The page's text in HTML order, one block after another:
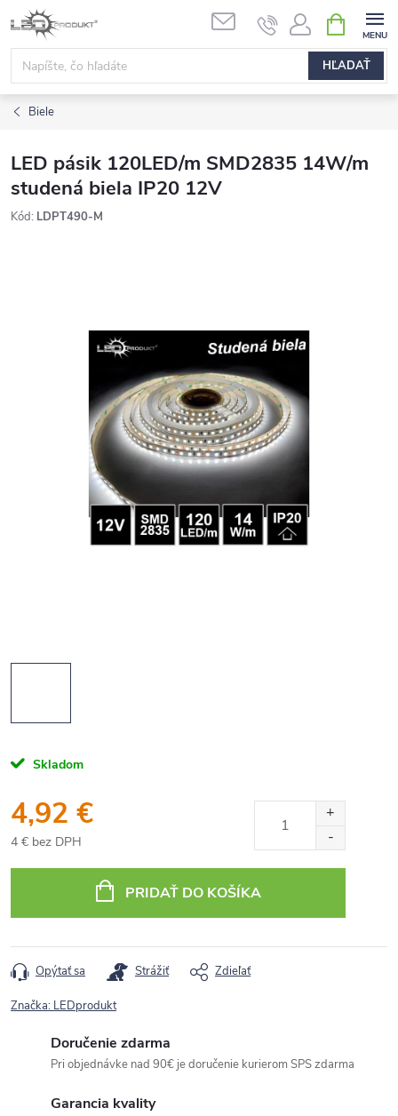
Prejsť
na
obsah
HĽADAŤ
KOŠÍK
Biele
LED pásik 120LED/m SMD2835 14W/m
studená biela IP20 12V
Kód: LDPT490-M
Skladom
4,92 €
4 € bez DPH
cena:
PRIDAŤ DO KOŠÍKA
Opýtať sa Strážiť Zdieľať
Značka: LEDprodukt
Doručenie zdarma
Pri objednávke nad 90€ je doručenie kurierom SPS zdarma
Garancia kvality